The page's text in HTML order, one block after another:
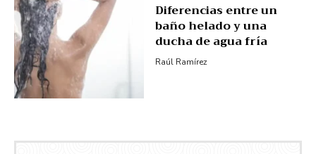
Diferencias entre un
baño helado y una
ducha de agua fría
Raúl Ramírez